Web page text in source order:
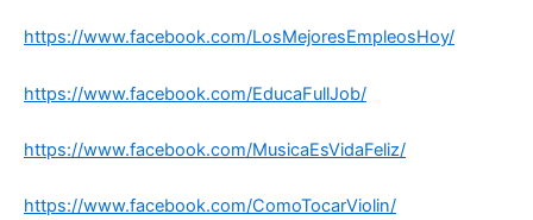
https://www.facebook.com/LosMejoresEmpleosHoy/
https://www.facebook.com/EducaFullJob/
https://www.facebook.com/MusicaEsVidaFeliz/
https://www.facebook.com/ComoTocarViolin/